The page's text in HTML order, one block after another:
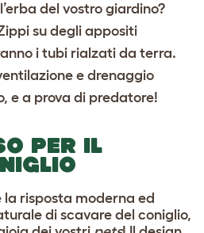
del vostro giardino?
su degli appositi
i tubi rialzati da terra.
e drenaggio
e a prova di predatore!
PER IL
risposta moderna ed
di scavare del coniglio,